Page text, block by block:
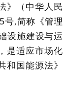
》（中华人民
号,简称《管理
设施建设与运
是适应市场化
和国能源法》